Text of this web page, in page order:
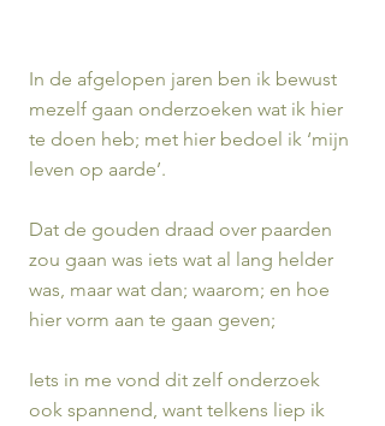
In de afgelopen jaren ben ik bewust
mezelf gaan onderzoeken wat ik hier
te doen heb; met hier bedoel ik ‘mijn
leven op aarde’.
Dat de gouden draad over paarden
zou gaan was iets wat al lang helder
was, maar wat dan; waarom; en hoe
hier vorm aan te gaan geven;
Iets in me vond dit zelf onderzoek
ook spannend, want telkens liep ik